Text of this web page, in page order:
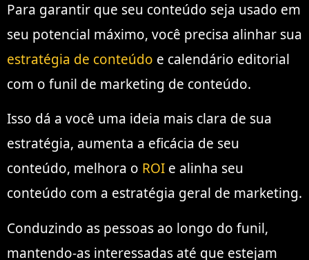
Para garantir que seu conteúdo seja usado em
seu potencial máximo, você precisa alinhar sua
estratégia de conteúdo e calendário editorial
com o funil de marketing de conteúdo.
Isso dá a você uma ideia mais clara de sua
estratégia, aumenta a eficácia de seu
conteúdo, melhora o ROI e alinha seu
conteúdo com a estratégia geral de marketing.
Conduzindo as pessoas ao longo do funil,
mantendo-as interessadas até que estejam